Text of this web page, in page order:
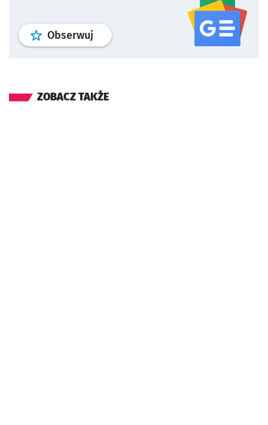
Obserwuj profil serwisu
ZOBACZ TAKŻE